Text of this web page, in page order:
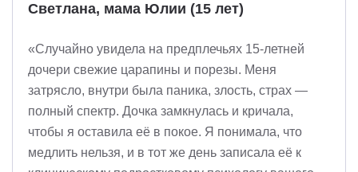
Светлана, мама Юлии (15 лет)
«Случайно увидела на предплечьях 15-летней
дочери свежие царапины и порезы. Меня
затрясло, внутри была паника, злость, страх —
полный спектр. Дочка замкнулась и кричала,
чтобы я оставила её в покое. Я понимала, что
медлить нельзя, и в тот же день записала её к